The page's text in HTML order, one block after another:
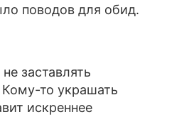
поводов для обид.
заставлять
то украшать
искреннее